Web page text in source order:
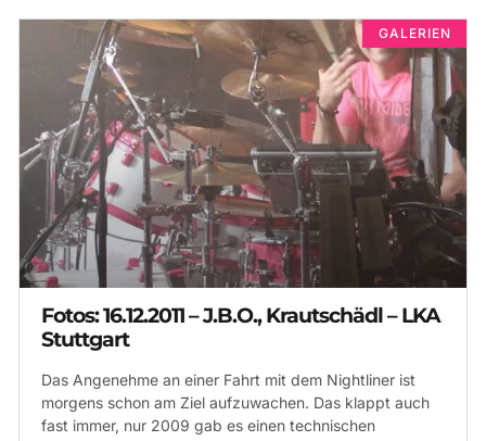
GALERIEN
Fotos: 16.12.2011 – J.B.O., Krautschädl – LKA
Stuttgart
Das Angenehme an einer Fahrt mit dem Nightliner ist
morgens schon am Ziel aufzuwachen. Das klappt auch
fast immer, nur 2009 gab es einen technischen